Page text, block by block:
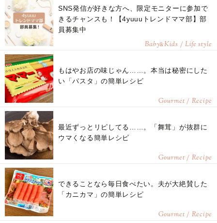
SNS発信が好きな方へ、限定モニターに参加で
きるチャンスも！【4yuuuトレンドママ部】部
員募集中
Baby&Kids / Life style
もはやお店の味じゃん……。本当は秘密にした
い「パスタ」の簡単レシピ
Gourmet / Recipe
最近ずっとリピしてる……。「舞茸」が抜群に
ウマくなる簡単レシピ
Gourmet / Recipe
できることなら毎日食べたい。夫が大絶賛した
「カニカマ」の簡単レシピ
Gourmet / Recipe